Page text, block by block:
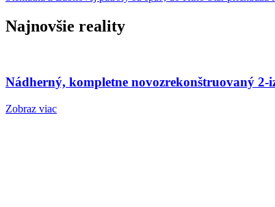
Najnovšie reality
Nádherný, kompletne novozrekonštruovaný
Zobraz viac